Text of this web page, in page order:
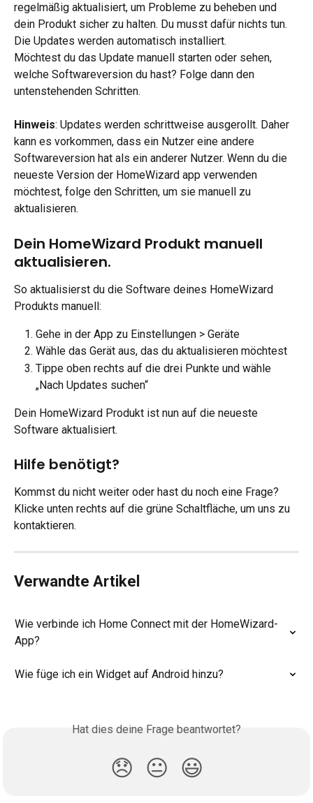
regelmäßig aktualisiert, um Probleme zu beheben und
dein Produkt sicher zu halten. Du musst dafür nichts tun.
Die Updates werden automatisch installiert.
Möchtest du das Update manuell starten oder sehen,
welche Softwareversion du hast? Folge dann den
untenstehenden Schritten.
Hinweis: Updates werden schrittweise ausgerollt. Daher
kann es vorkommen, dass ein Nutzer eine andere
Softwareversion hat als ein anderer Nutzer. Wenn du die
neueste Version der HomeWizard app verwenden
möchtest, folge den Schritten, um sie manuell zu
aktualisieren.
Dein HomeWizard Produkt manuell
aktualisieren.
So aktualisierst du die Software deines HomeWizard
Produkts manuell:
Gehe in der App zu Einstellungen > Geräte
Wähle das Gerät aus, das du aktualisieren möchtest
Tippe oben rechts auf die drei Punkte und wähle
„Nach Updates suchen“
Dein HomeWizard Produkt ist nun auf die neueste
Software aktualisiert.
Hilfe benötigt?
Kommst du nicht weiter oder hast du noch eine Frage?
Klicke unten rechts auf die grüne Schaltfläche, um uns zu
kontaktieren.
Verwandte Artikel
Wie verbinde ich Home Connect mit der HomeWizard-
App?
Wie füge ich ein Widget auf Android hinzu?
Hat dies deine Frage beantwortet?
😞 😐 😃